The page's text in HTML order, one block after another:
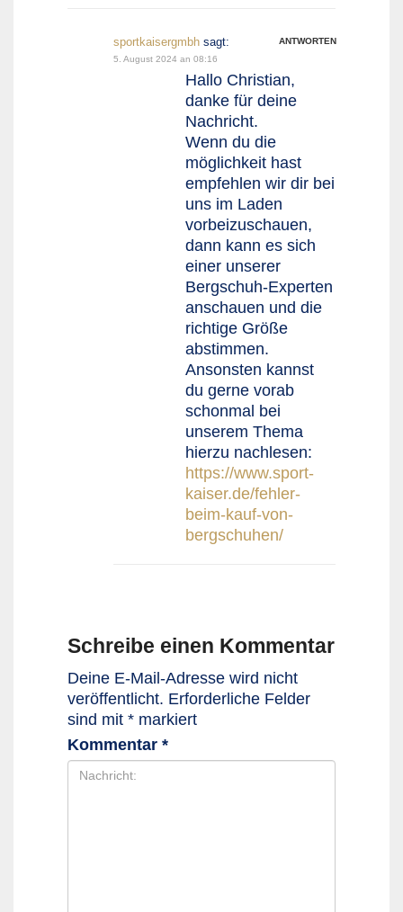
sportkaisergmbh sagt:
ANTWORTEN
5. August 2024 an 08:16
Hallo Christian,
danke für deine
Nachricht.
Wenn du die
möglichkeit hast
empfehlen wir dir bei
uns im Laden
vorbeizuschauen,
dann kann es sich
einer unserer
Bergschuh-Experten
anschauen und die
richtige Größe
abstimmen.
Ansonsten kannst
du gerne vorab
schonmal bei
unserem Thema
hierzu nachlesen:
https://www.sport-
kaiser.de/fehler-
beim-kauf-von-
bergschuhen/
Schreibe einen Kommentar
Deine E-Mail-Adresse wird nicht
veröffentlicht. Erforderliche Felder
sind mit * markiert
Kommentar *